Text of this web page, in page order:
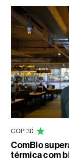
COP 30
ComBio
térmica com